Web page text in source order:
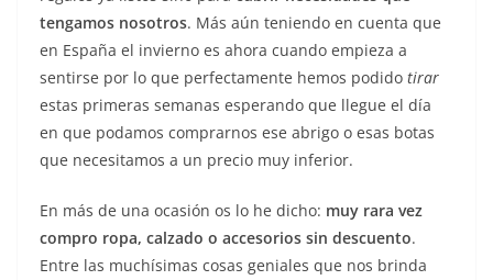
tengamos nosotros. Más aún teniendo en cuenta que
en España el invierno es ahora cuando empieza a
sentirse por lo que perfectamente hemos podido tirar
estas primeras semanas esperando que llegue el día
en que podamos comprarnos ese abrigo o esas botas
que necesitamos a un precio muy inferior.
En más de una ocasión os lo he dicho: muy rara vez
compro ropa, calzado o accesorios sin descuento.
Entre las muchísimas cosas geniales que nos brinda